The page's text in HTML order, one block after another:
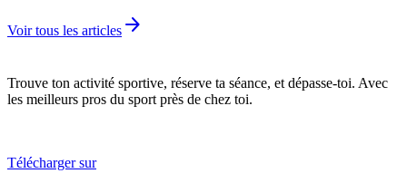
Voir tous les articles arrow_forward
Trouve ton activité sportive, réserve ta séance, et dépasse-toi. Avec
les meilleurs pros du sport près de chez toi.
Télécharger sur